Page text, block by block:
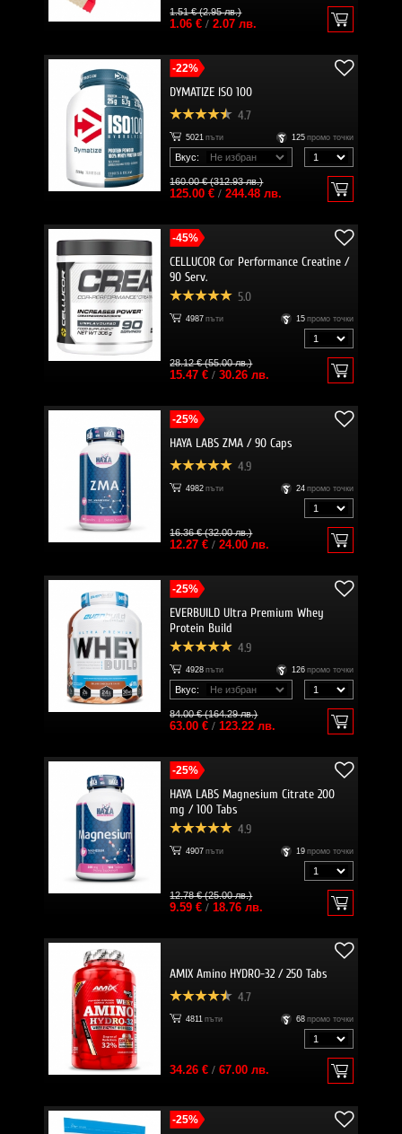
1.51 € (2.95 лв.)
1.06 €/ 2.07 лв.
-22%
DYMATIZE ISO 100
4.7
5021 пъти 125 промо точки
Вкус:
160.00 € (312.93 лв.)
125.00 €/ 244.48 лв.
-45%
CELLUCOR Cor Performance Creatine /
90 Serv.
5.0
4987 пъти 15 промо точки
28.12 € (55.00 лв.)
15.47 €/ 30.26 лв.
-25%
HAYA LABS ZMA / 90 Caps
4.9
4982 пъти 24 промо точки
16.36 € (32.00 лв.)
12.27 €/ 24.00 лв.
-25%
EVERBUILD Ultra Premium Whey
Protein Build
4.9
4928 пъти 126 промо точки
Вкус:
84.00 € (164.29 лв.)
63.00 €/ 123.22 лв.
-25%
HAYA LABS Magnesium Citrate 200
mg / 100 Tabs
4.9
4907 пъти 19 промо точки
12.78 € (25.00 лв.)
9.59 €/ 18.76 лв.
AMIX Amino HYDRO-32 / 250 Tabs
4.7
4811 пъти 68 промо точки
34.26 €/ 67.00 лв.
-25%